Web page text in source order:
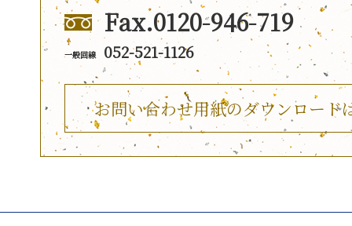
Fax.0120-946-719
一般回線 052-521-1126
お問い合わせ用紙のダウンロード